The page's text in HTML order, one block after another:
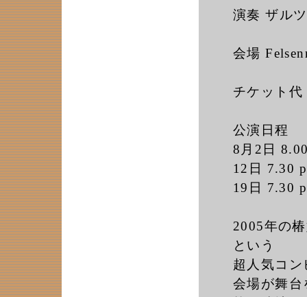
演奏 ザル
会場
チケット
公演日程
8月2日
12日 7.30
19日 7.30
2005年の
という
超人気コ
会場が舞台